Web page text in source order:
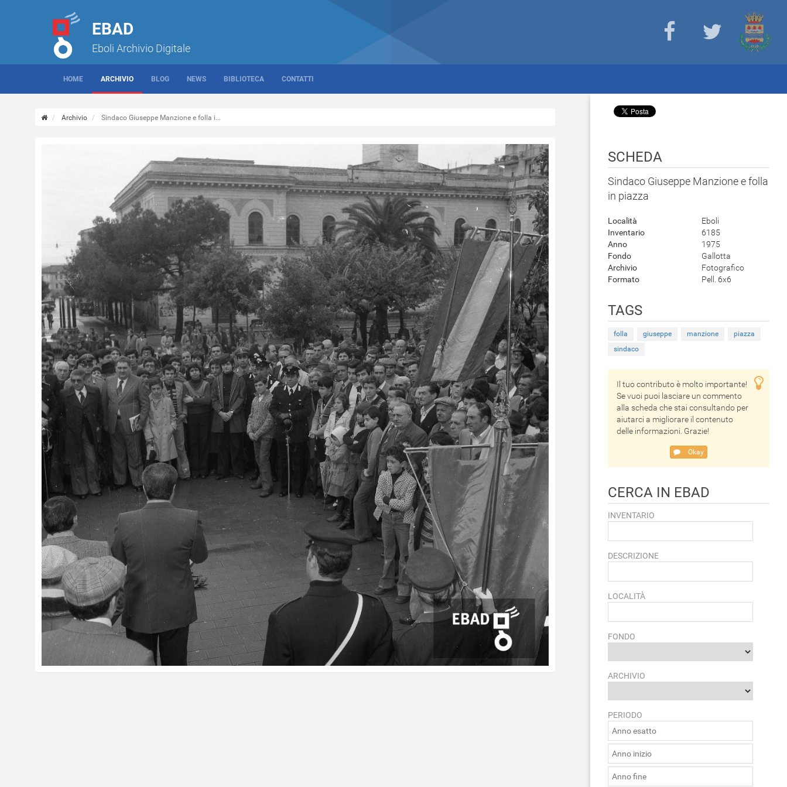
EBAD
Eboli Archivio Digitale
HOME ARCHIVIO BLOG NEWS BIBLIOTECA CONTATTI
Archivio Sindaco Giuseppe Manzione e folla i...
SCHEDA
Sindaco Giuseppe Manzione e folla
in piazza
Località
Eboli
Inventario
6185
Anno
1975
Fondo
Gallotta
Archivio
Fotografico
Formato
Pell. 6x6
TAGS
folla giuseppe manzione
piazza
sindaco
Il tuo contributo è molto importante!
Se vuoi puoi lasciare un commento
alla scheda che stai consultando per
aiutarci a migliorare il contenuto
delle informazioni. Grazie!
Okay
CERCA IN EBAD
INVENTARIO
DESCRIZIONE
LOCALITÀ
FONDO
ARCHIVIO
PERIODO